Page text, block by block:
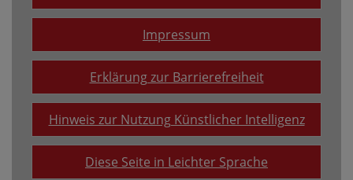
Impressum
Erklärung zur Barrierefreiheit
Hinweis zur Nutzung Künstlicher Intelligenz
Diese Seite in Leichter Sprache